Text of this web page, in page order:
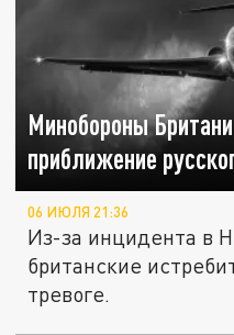
Минобороны
приближение
06 ИЮЛЯ 21:36
Из-за инцидента в
британские
тревоге.